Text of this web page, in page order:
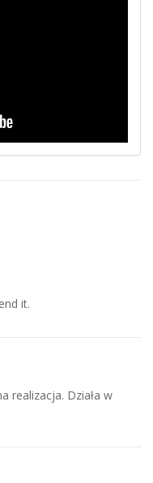
it.
realizacja. Działa w